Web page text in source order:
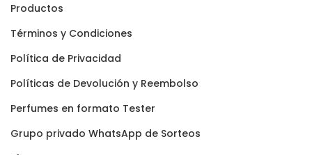
Productos
Términos y Condiciones
Polí­tica de Privacidad
Polí­ticas de Devolución y Reembolso
Perfumes en formato Tester
Grupo privado WhatsApp de Sorteos